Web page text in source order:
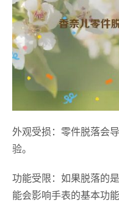
外观受损：零件脱落会
验。
功能受限：如果脱落的
能会影响手表的基本功能